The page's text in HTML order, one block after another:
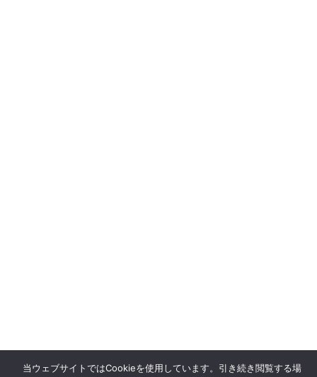
当ウェブサイトではCookieを使用しています。引き続き閲覧する場